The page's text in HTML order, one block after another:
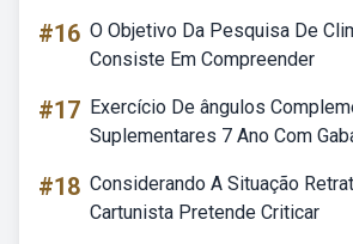
#16 O Objetivo Da Pesquisa De
Consiste Em Compreender
#17 Exercício De ângulos
Suplementares 7 Ano Com
#18 Considerando A Situação
Cartunista Pretende Criticar